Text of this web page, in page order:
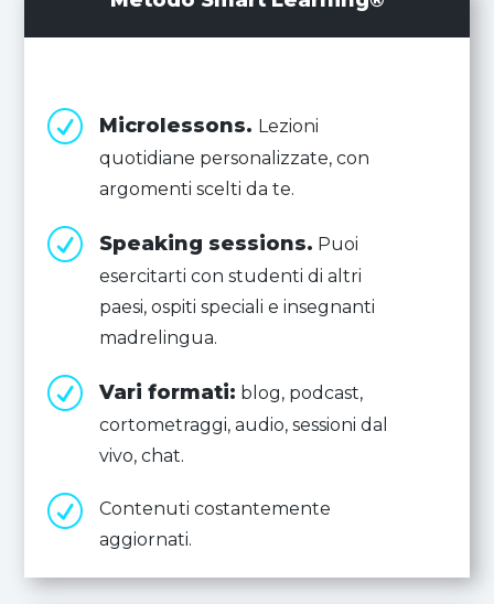
R Microlessons. Lezioni
quotidiane personalizzate, con
argomenti scelti da te.
R Speaking sessions. Puoi
esercitarti con studenti di altri
paesi, ospiti speciali e insegnanti
madrelingua.
R Vari formati: blog, podcast,
cortometraggi, audio, sessioni dal
vivo, chat.
R
Contenuti costantemente
aggiornati.